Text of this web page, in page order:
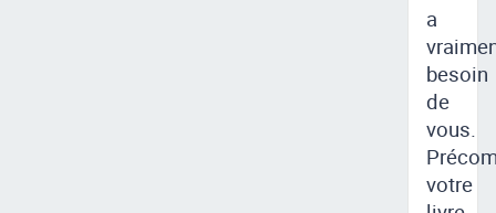
a
besoin
de
vous.
votre